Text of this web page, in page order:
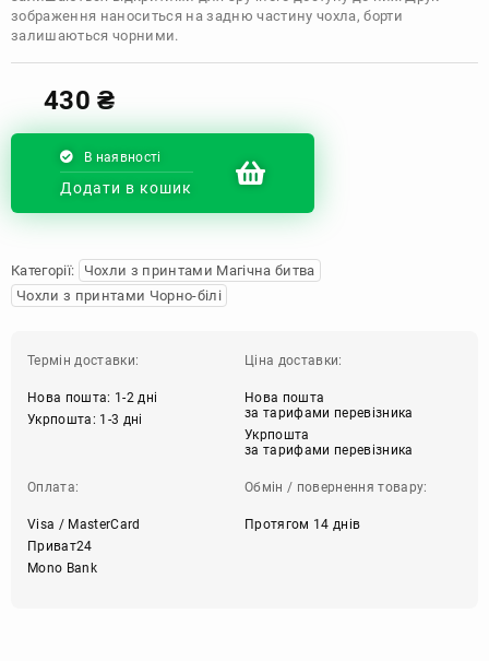
зображення наноситься на задню частину чохла, борти
залишаються чорними.
430₴
В наявності
Додати в кошик
Категорії:
Чохли з принтами Магічна битва
Чохли з принтами Чорно-білі
Термін доставки:
Нова пошта: 1-2 дні
Укрпошта: 1-3 дні
Ціна доставки:
Нова пошта
за тарифами перевізника
Укрпошта
за тарифами перевізника
Оплата:
Visa / MasterCard
Приват24
Mono Bank
Обмін / повернення товару:
Протягом 14 днів